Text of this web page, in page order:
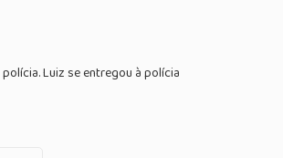
Luiz se entregou à polícia